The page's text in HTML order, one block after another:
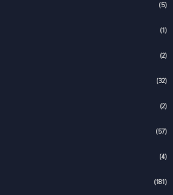
(5)
(1)
(2)
(32)
(2)
(57)
(4)
(181)